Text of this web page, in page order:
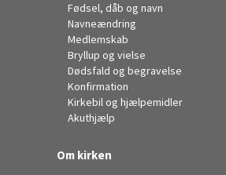
Fødsel, dåb og navn
Navneændring
Medlemskab
Bryllup og vielse
Dødsfald og begravelse
Konfirmation
Kirkebil og hjælpemidler
Akuthjælp
Om kirken